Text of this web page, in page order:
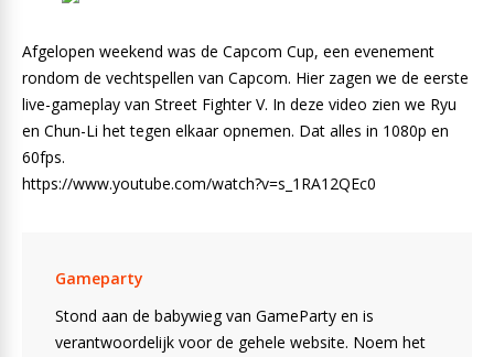
Afgelopen weekend was de Capcom Cup, een evenement
rondom de vechtspellen van Capcom. Hier zagen we de eerste
live-gameplay van Street Fighter V. In deze video zien we Ryu
en Chun-Li het tegen elkaar opnemen. Dat alles in 1080p en
60fps.
https://www.youtube.com/watch?v=s_1RA12QEc0
Gameparty
Stond aan de babywieg van GameParty en is
verantwoordelijk voor de gehele website. Noem het